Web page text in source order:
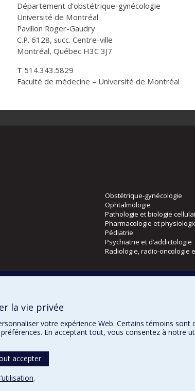
Département d’obstétrique-gynécologie
Université de Montréal
Pavillon Roger-Gaudry
C.P. 6128, succ. Centre-ville
Montréal, Québec H3C 3J7
T 514.343.5829
Faculté de médecine – Université de Montréal
Obstétrique-gynécologie
Ophtalmologie
Pathologie et biologie
Pharmacologie et
Pédiatrie
Psychiatrie et d’addictologie
Radiologie, radio-oncologie
la vie privée
votre expérience Web. Certains témoins
En acceptant tout, vous consentez à notre
accepter
.